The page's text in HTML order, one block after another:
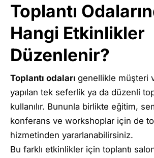
Toplantı
Hangi Etkinlikler
Düzenlenir?
Toplantı odaları genellikle müşteri
yapılan tek seferlik ya da düzenli
kullanılır. Bununla birlikte eğitim,
konferans ve workshoplar için de
hizmetinden yararlanabilirsiniz.
Bu farklı etkinlikler için toplantı